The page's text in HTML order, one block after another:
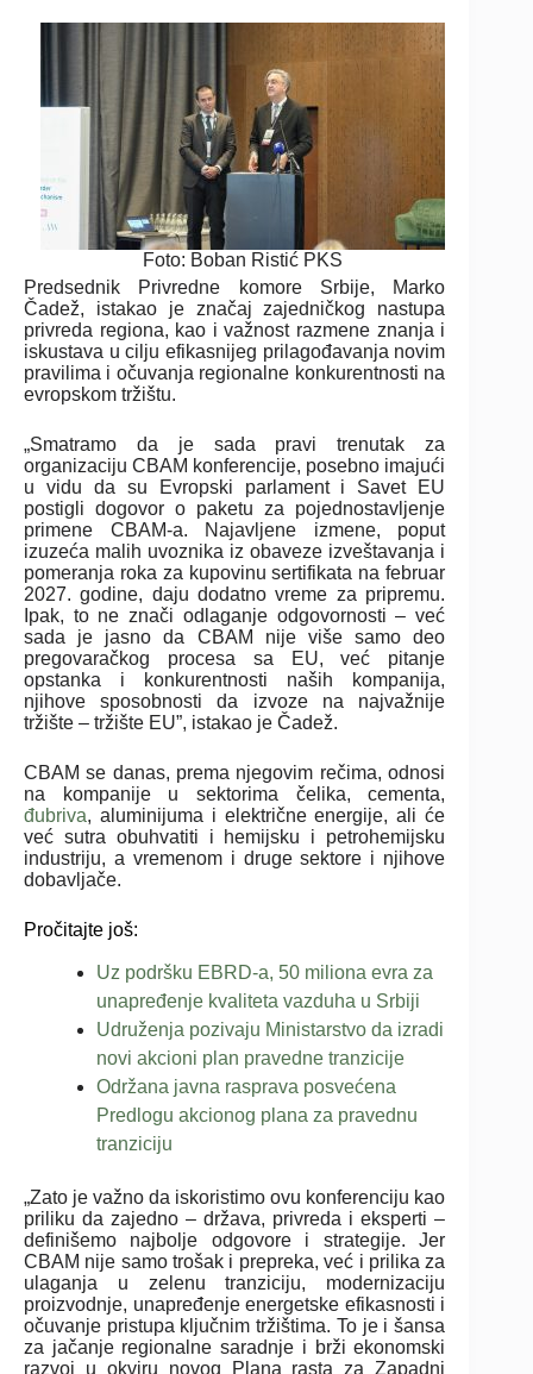
Foto: Boban Ristić PKS
Predsednik Privredne komore Srbije, Marko
Čadež, istakao je značaj zajedničkog nastupa
privreda regiona, kao i važnost razmene znanja i
iskustava u cilju efikasnijeg prilagođavanja novim
pravilima i očuvanja regionalne konkurentnosti na
evropskom tržištu.
„Smatramo da je sada pravi trenutak za
organizaciju CBAM konferencije, posebno imajući
u vidu da su Evropski parlament i Savet EU
postigli dogovor o paketu za pojednostavljenje
primene CBAM-a. Najavljene izmene, poput
izuzeća malih uvoznika iz obaveze izveštavanja i
pomeranja roka za kupovinu sertifikata na februar
2027. godine, daju dodatno vreme za pripremu.
Ipak, to ne znači odlaganje odgovornosti – već
sada je jasno da CBAM nije više samo deo
pregovaračkog procesa sa EU, već pitanje
opstanka i konkurentnosti naših kompanija,
njihove sposobnosti da izvoze na najvažnije
tržište – tržište EU”, istakao je Čadež.
CBAM se danas, prema njegovim rečima, odnosi
na kompanije u sektorima čelika, cementa,
đubriva, aluminijuma i električne energije, ali će
već sutra obuhvatiti i hemijsku i petrohemijsku
industriju, a vremenom i druge sektore i njihove
dobavljače.
Pročitajte još:
Uz podršku EBRD-a, 50 miliona evra za
unapređenje kvaliteta vazduha u Srbiji
Udruženja pozivaju Ministarstvo da izradi
novi akcioni plan pravedne tranzicije
Održana javna rasprava posvećena
Predlogu akcionog plana za pravednu
tranziciju
„Zato je važno da iskoristimo ovu konferenciju kao
priliku da zajedno – država, privreda i eksperti –
definišemo najbolje odgovore i strategije. Jer
CBAM nije samo trošak i prepreka, već i prilika za
ulaganja u zelenu tranziciju, modernizaciju
proizvodnje, unapređenje energetske efikasnosti i
očuvanje pristupa ključnim tržištima. To je i šansa
za jačanje regionalne saradnje i brži ekonomski
razvoj u okviru novog Plana rasta za Zapadni